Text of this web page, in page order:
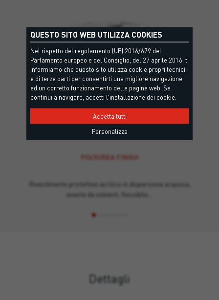
POLYUREA FINISH
Rivestimento protettivo acrilico in dispersione acquosa,
esente da solventi, flessibile…
Dettagli
QUESTO SITO WEB UTILIZZA COOKIES
Nel rispetto del regolamento (UE) 2016/679 del
Parlamento europeo e del Consiglio, del 27 aprile 2016, ti
informiamo che questo sito utilizza cookie propri tecnici
e di terze parti per consentirti una migliore navigazione
ed un corretto funzionamento delle pagine web. Se
continui a navigare, accetti l'installazione dei cookie.
Accetta tutti
Personalizza